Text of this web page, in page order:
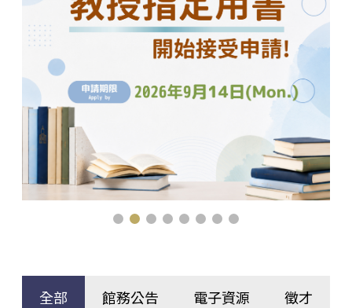
全部 館務公告 電子資源 徵才